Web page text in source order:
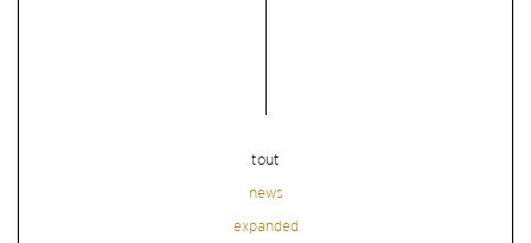
tout
news
expanded